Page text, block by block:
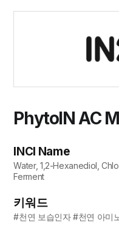
PhytoIN AC
INCI Name
Water, 1,2-Hexanediol,
Ferment
키워드
#천연 보습인자 #천연 아미